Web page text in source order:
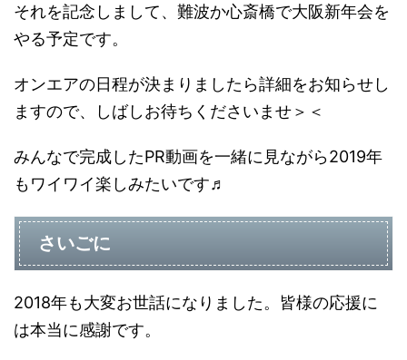
それを記念しまして、難波か心斎橋で大阪新年会を
やる予定です。
オンエアの日程が決まりましたら詳細をお知らせし
ますので、しばしお待ちくださいませ＞＜
みんなで完成したPR動画を一緒に見ながら2019年
もワイワイ楽しみたいです♬
さいごに
2018年も大変お世話になりました。皆様の応援に
は本当に感謝です。